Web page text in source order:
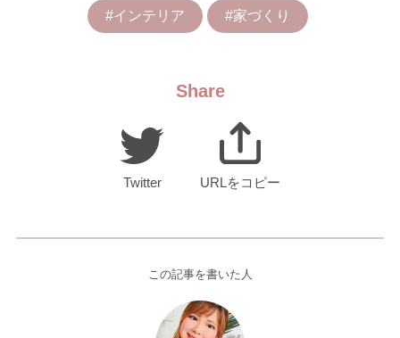
#インテリア #家づくり
Share
Twitter URLをコピー
この記事を書いた人